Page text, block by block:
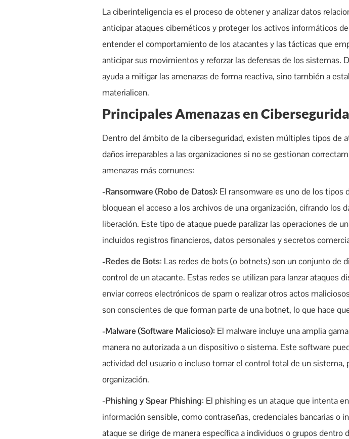
La ciberinteligencia es el proceso de obtener y analizar datos
anticipar ataques cibernéticos y proteger los activos informáticos
entender el comportamiento de los atacantes y las tácticas que
anticipar sus movimientos y reforzar las defensas de los sistemas.
ayuda a mitigar las amenazas de forma reactiva, sino también a
materialicen.
Principales Amenazas en
Dentro del ámbito de la ciberseguridad, existen múltiples tipos de
daños irreparables a las organizaciones si no se gestionan
amenazas más comunes:
-Ransomware (Robo de Datos): El ransomware es uno de los tipos
bloquean el acceso a los archivos de una organización, cifrando los
liberación. Este tipo de ataque puede paralizar las operaciones de
incluidos registros financieros, datos personales y secretos
-Redes de Bots: Las redes de bots (o botnets) son un conjunto de
control de un atacante. Estas redes se utilizan para lanzar ataques
enviar correos electrónicos de spam o realizar otros actos
son conscientes de que forman parte de una botnet, lo que hace
-Malware (Software Malicioso): El malware incluye una amplia
manera no autorizada a un dispositivo o sistema. Este software
actividad del usuario o incluso tomar el control total de un sistema,
organización.
-Phishing y Spear Phishing: El phishing es un ataque que intenta
información sensible, como contraseñas, credenciales bancarias o
ataque se dirige de manera específica a individuos o grupos dentro